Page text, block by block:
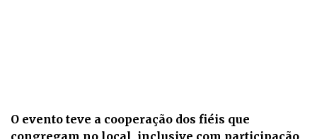
O evento teve a cooperação dos fiéis que
congregam no local, inclusive com participação,